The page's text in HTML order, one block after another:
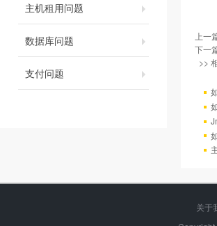
主机租用问题
数据库问题
支付问题
上一
下一
>>
关于